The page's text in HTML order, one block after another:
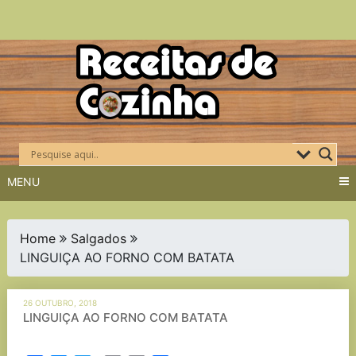
Skip
to
content
MENU
Home
Salgados
LINGUIÇA AO FORNO COM BATATA
26 OUTUBRO, 2018
LINGUIÇA AO FORNO COM BATATA